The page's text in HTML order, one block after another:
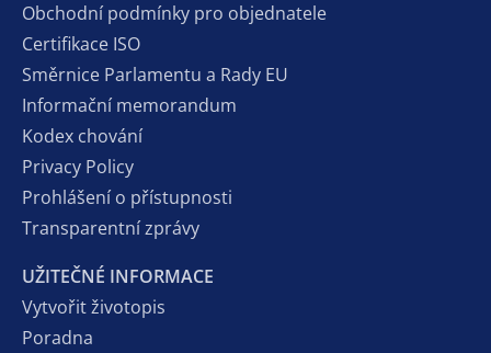
Obchodní podmínky pro objednatele
Certifikace ISO
Směrnice Parlamentu a Rady EU
Informační memorandum
Kodex chování
Privacy Policy
Prohlášení o přístupnosti
Transparentní zprávy
UŽITEČNÉ INFORMACE
Vytvořit životopis
Poradna